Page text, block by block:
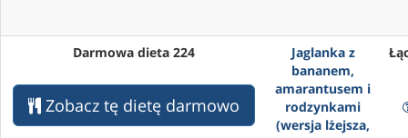
Darmowa dieta 224
Zobacz tę dietę darmowo
Jaglanka z
bananem,
amarantusem i
rodzynkami
(wersja lżejsza,